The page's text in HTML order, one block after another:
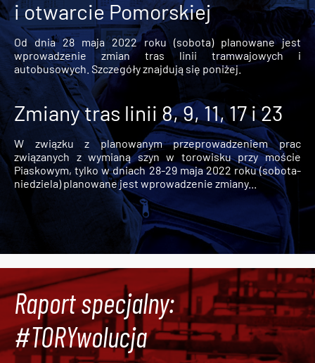
i otwarcie Pomorskiej
Od dnia 28 maja 2022 roku (sobota) planowane jest
wprowadzenie zmian tras linii tramwajowych i
autobusowych. Szczegóły znajdują się poniżej.
Zmiany tras linii 8, 9, 11, 17 i 23
W związku z planowanym przeprowadzeniem prac
związanych z wymianą szyn w torowisku przy moście
Piaskowym, tylko w dniach 28-29 maja 2022 roku (sobota-
niedziela) planowane jest wprowadzenie zmiany...
Raport specjalny:
#TORYwolucja